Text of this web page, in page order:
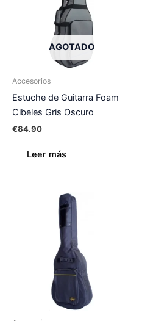
AGOTADO
Accesorios
Estuche de Guitarra Foam
Cibeles Gris Oscuro
€84.90
Leer más